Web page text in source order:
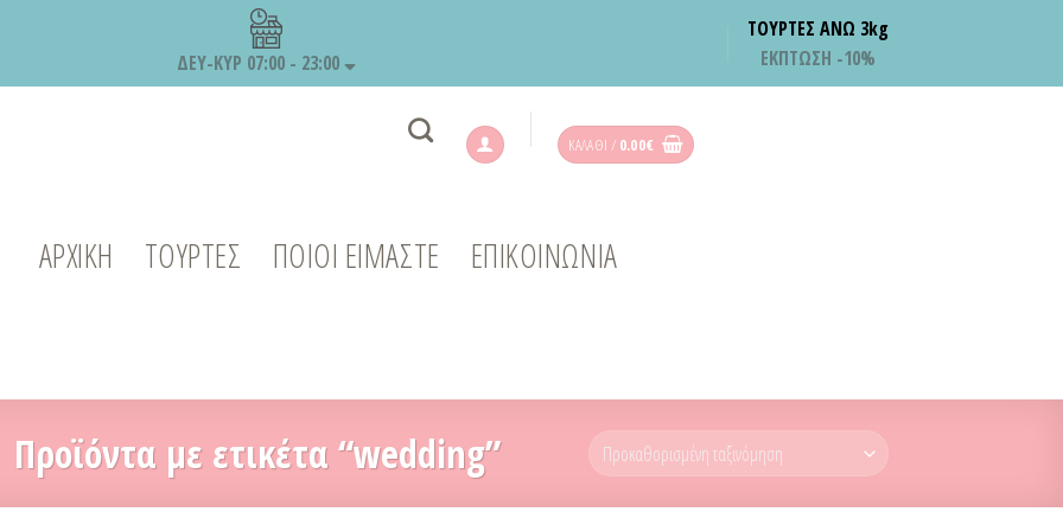
ΔΕΥ-ΚΥΡ 07:00 - 23:00
ΤΟΥΡΤΕΣ ΑΝΩ 3kg
ΕΚΠΤΩΣΗ -10%
ΑΡΧΙΚΉ ΤΟΥΡΤΕΣ ΠΟΙΟΙ ΕΙΜΑΣΤΕ ΕΠΙΚΟΙΝΩΝΙΑ
ΚΑΛΆΘΙ / 0.00€
Προϊόντα με ετικέτα “wedding”